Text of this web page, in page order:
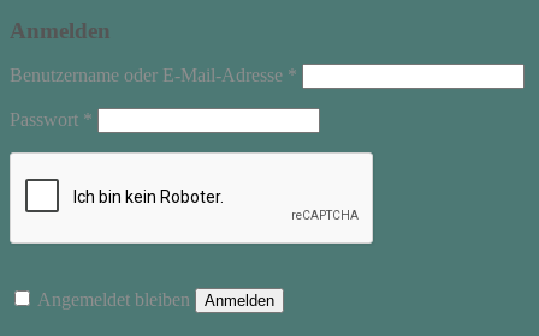
Anmelden
Benutzername oder E-Mail-Adresse *
Passwort *
Angemeldet bleiben Anmelden